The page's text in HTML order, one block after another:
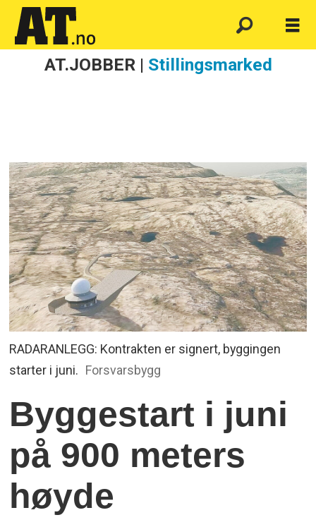
AT.JOBBER | Stillingsmarked
RADARANLEGG: Kontrakten er signert, byggingen
starter i juni. Forsvarsbygg
Byggestart i juni
på 900 meters
høyde